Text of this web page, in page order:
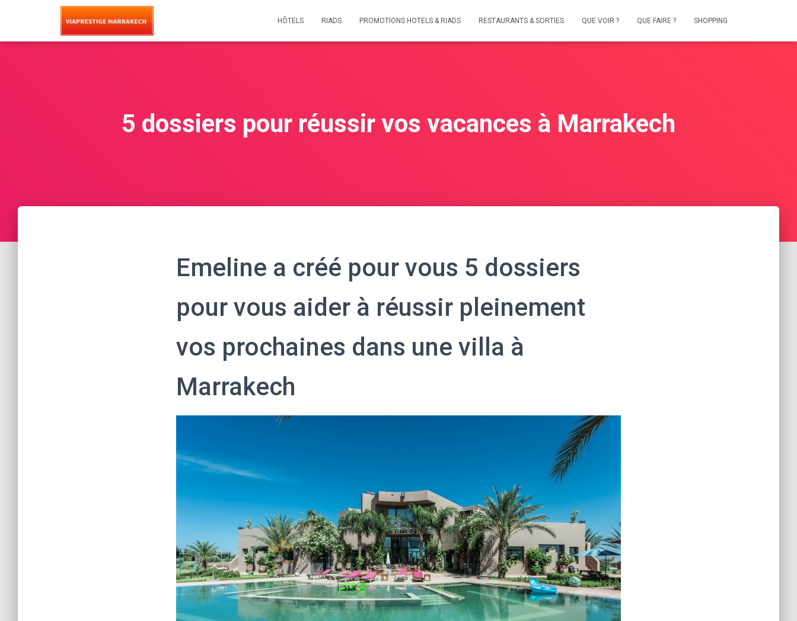
HÔTELS RIADS PROMOTIONS HOTELS & RIADS RESTAURANTS & SORTIES QUE VOIR ? QUE FAIRE ? SHOPPING
5 dossiers pour réussir vos vacances à Marrakech
Emeline a créé pour vous 5 dossiers
pour vous aider à réussir pleinement
vos prochaines dans une villa à
Marrakech